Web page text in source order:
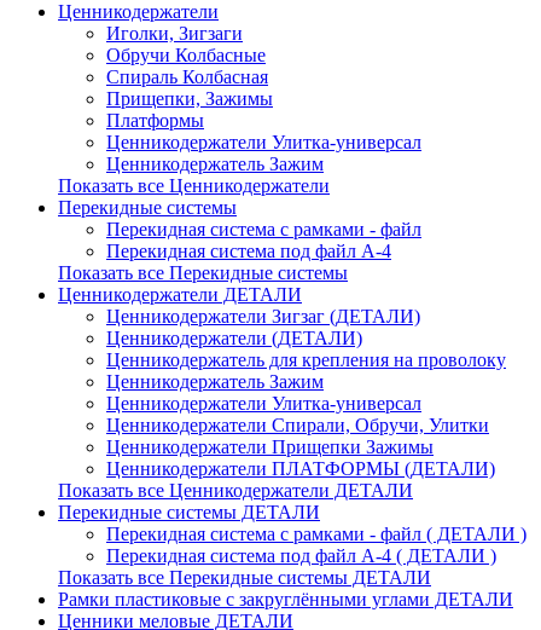
Ценникодержатели
Иголки, Зигзаги
Обручи Колбасные
Cпираль Колбасная
Прищепки, Зажимы
Платформы
Ценникодержатели Улитка-универсал
Ценникодержатель Зажим
Показать все Ценникодержатели
Перекидные системы
Перекидная система с рамками - файл
Перекидная система под файл А-4
Показать все Перекидные системы
Ценникодержатели ДЕТАЛИ
Ценникодержатели Зигзаг (ДЕТАЛИ)
Ценникодержатели (ДЕТАЛИ)
Ценникодержатель для крепления на проволоку
Ценникодержатель Зажим
Ценникодержатели Улитка-универсал
Ценникодержатели Спирали, Обручи, Улитки
Ценникодержатели Прищепки Зажимы
Ценникодержатели ПЛАТФОРМЫ (ДЕТАЛИ)
Показать все Ценникодержатели ДЕТАЛИ
Перекидные системы ДЕТАЛИ
Перекидная система с рамками - файл ( ДЕТАЛИ )
Перекидная система под файл А-4 ( ДЕТАЛИ )
Показать все Перекидные системы ДЕТАЛИ
Рамки пластиковые c закруглёнными углами ДЕТАЛИ
Ценники меловые ДЕТАЛИ